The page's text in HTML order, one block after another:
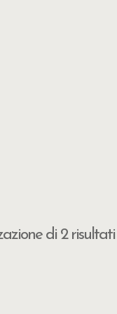
di 2 risultati